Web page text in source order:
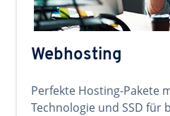
Webhosting
Perfekte Hosting-Pakete
Technologie und SSD für